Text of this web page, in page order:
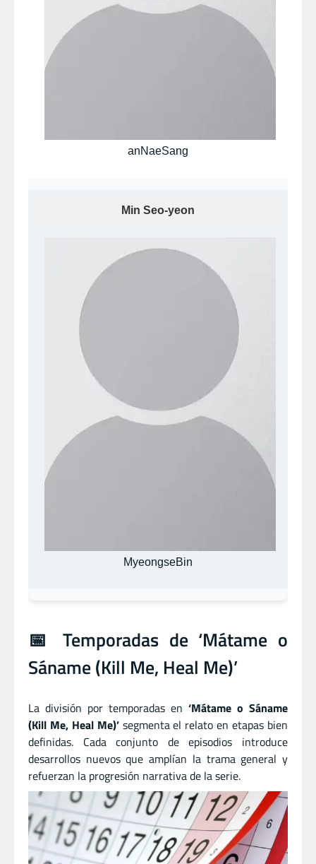
anNaeSang
Min Seo-yeon
MyeongseBin
📅 Temporadas de ‘Mátame o
Sáname (Kill Me, Heal Me)’
La división por temporadas en ‘Mátame o Sáname
(Kill Me, Heal Me)’segmenta el relato en etapas bien
definidas. Cada conjunto de episodios introduce
desarrollos nuevos que amplían la trama general y
refuerzan la progresión narrativa de la serie.